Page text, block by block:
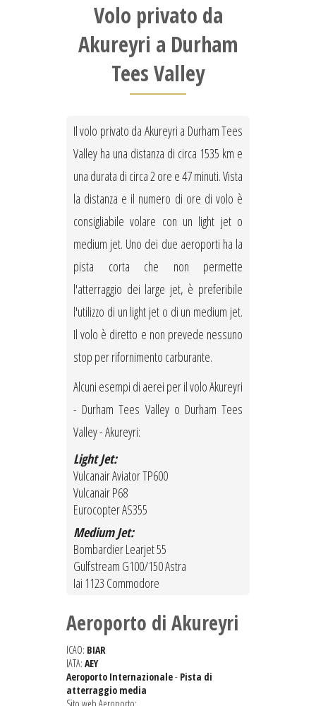
Volo privato da
Akureyri a Durham
Tees Valley
Il volo privato da Akureyri a Durham Tees
Valley ha una distanza di circa 1535 km e
una durata di circa 2 ore e 47 minuti. Vista
la distanza e il numero di ore di volo è
consigliabile volare con un light jet o
medium jet. Uno dei due aeroporti ha la
pista corta che non permette
l'atterraggio dei large jet, è preferibile
l'utilizzo di un light jet o di un medium jet.
Il volo è diretto e non prevede nessuno
stop per rifornimento carburante.
Alcuni esempi di aerei per il volo Akureyri
- Durham Tees Valley o Durham Tees
Valley - Akureyri:
Light Jet:
Vulcanair Aviator TP600
Vulcanair P68
Eurocopter AS355
Medium Jet:
Bombardier Learjet 55
Gulfstream G100/150 Astra
Iai 1123 Commodore
Aeroporto di Akureyri
ICAO: BIAR
IATA: AEY
Aeroporto Internazionale- Pista di
atterraggio media